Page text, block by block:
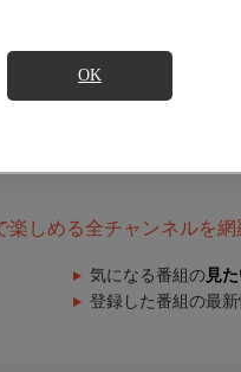
OK
しめる全チャンネルを網
気になる番組の 見
登録した番組の最